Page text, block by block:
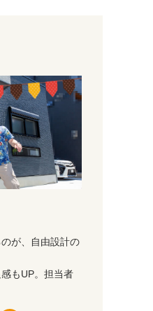
が、自由設計の
もUP。担当者